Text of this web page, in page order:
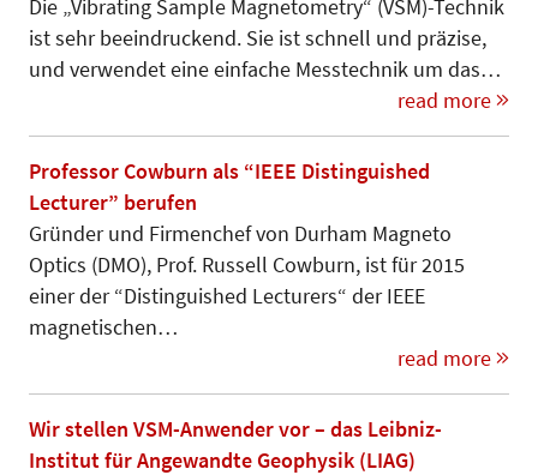
Die „Vibrating Sample Magnetometry“ (VSM)-Technik
ist sehr beeindruckend. Sie ist schnell und präzise,
und verwendet eine einfache Mess­technik um das…
read more
Professor Cowburn als “IEEE Distinguished
Lecturer” berufen
Gründer und Firmenchef von Durham Magneto
Optics (DMO), Prof. Russell Cowburn, ist für 2015
einer der “Distinguished Lecturers“ der IEEE
magnetischen…
read more
Wir stellen VSM-Anwender vor – das Leibniz-
Institut für Angewandte Geophysik (LIAG)